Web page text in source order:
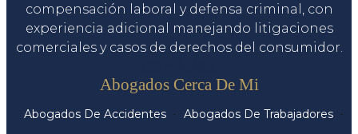
compensación laboral y defensa criminal, con
experiencia adicional manejando litigaciones
comerciales y casos de derechos del consumidor.
Abogados Cerca De Mi
Abogados De Accidentes Abogados De Trabajadores